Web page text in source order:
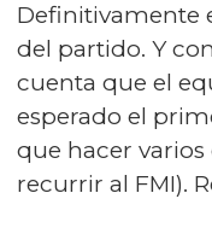
Definitivamente
del partido. Y
cuenta que el
esperado el
que hacer
recurrir al FMI).